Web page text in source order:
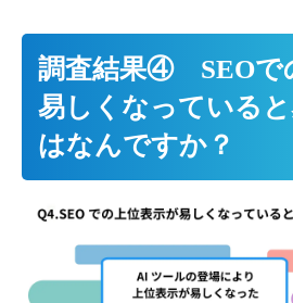
調査結果④ SEOで
易しくなっている
はなんですか？